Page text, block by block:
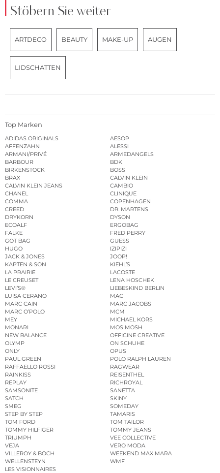
Stöbern Sie weiter
ARTDECO BEAUTY MAKE-UP AUGEN
LIDSCHATTEN
Top Marken
ADIDAS ORIGINALS
AESOP
AFFENZAHN
ALESSI
ARMANI/PRIVÉ
ARMEDANGELS
BARBOUR
BDK
BIRKENSTOCK
BOSS
BRAX
CALVIN KLEIN
CALVIN KLEIN JEANS
CAMBIO
CHANEL
CLINIQUE
COMMA
COPENHAGEN
CREED
DR. MARTENS
DRYKORN
DYSON
ECOALF
ERGOBAG
FALKE
FRED PERRY
GOT BAG
GUESS
HUGO
IZIPIZI
JACK & JONES
JOOP!
KAPTEN & SON
KIEHL’S
LA PRAIRIE
LACOSTE
LE CREUSET
LENA HOSCHEK
LEVI’S®
LIEBESKIND BERLIN
LUISA CERANO
MAC
MARC CAIN
MARC JACOBS
MARC O’POLO
MCM
MEY
MICHAEL KORS
MONARI
MOS MOSH
NEW BALANCE
OFFICINE CREATIVE
OLYMP
ON SCHUHE
ONLY
OPUS
PAUL GREEN
POLO RALPH LAUREN
RAFFAELLO ROSSI
RAGWEAR
RAINKISS
REISENTHEL
REPLAY
RICHROYAL
SAMSONITE
SANETTA
SATCH
SKINY
SMEG
SOMEDAY
STEP BY STEP
TAMARIS
TOM FORD
TOM TAILOR
TOMMY HILFIGER
TOMMY JEANS
TRIUMPH
VEE COLLECTIVE
VEJA
VERO MODA
VILLEROY & BOCH
WEEKEND MAX MARA
WELLENSTEYN
WMF
LES VISIONNAIRES